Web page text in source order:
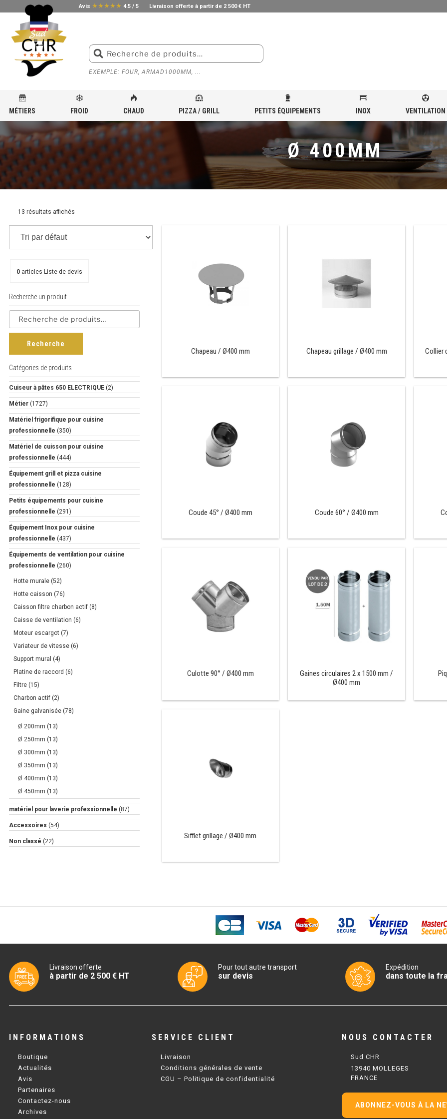
Avis star_ratestar_ratestar_ratestar_ratestar_rate 4.5 / 5 Livraison offerte à partir de 2 500 € HT
EXEMPLE: FOUR, ARMAD1000MM, ...
MÉTIERS FROID CHAUD PIZZA / GRILL PETITS ÉQUIPEMENTS INOX VENTILATION
ACCUEIL »ÉQUIPEMENTS DE VENTILATION POUR CUISINE PROFESSIONNELLE » GAINE GALVANISÉE Ø 400MM
Ø 400MM
13 résultats affichés
Chapeau / Ø400 mm Chapeau grillage / Ø400 mm Collier
Coude 45° / Ø400 mm Coude 60° / Ø400 mm
Culotte 90° / Ø400 mm
Gaines circulaires 2 x 1500 mm /
Ø400 mm
Sifflet grillage / Ø400 mm
0 articles Liste de devis
Recherche un produit
Recherche
Catégories de produits
Cuiseur à pâtes 650 ELECTRIQUE (2)
Métier (1727)
Matériel frigorifique pour cuisine
professionnelle (350)
Matériel de cuisson pour cuisine
professionnelle (444)
Équipement grill et pizza cuisine
professionnelle (128)
Petits équipements pour cuisine
professionnelle (291)
Équipement Inox pour cuisine
professionnelle (437)
Équipements de ventilation pour cuisine
professionnelle (260)
Hotte murale (52)
Hotte caisson (76)
Caisson filtre charbon actif (8)
Caisse de ventilation (6)
Moteur escargot (7)
Variateur de vitesse (6)
Support mural (4)
Platine de raccord (6)
Filtre (15)
Charbon actif (2)
Gaine galvanisée (78)
Ø 200mm (13)
Ø 250mm (13)
Ø 300mm (13)
Ø 350mm (13)
Ø 400mm (13)
Ø 450mm (13)
matériel pour laverie professionnelle (87)
Accessoires (54)
Non classé (22)
Livraison offerte
à partir de 2 500 € HT
Pour tout autre transport
sur devis
Expédition
dans toute la
INFORMATIONS
Boutique
Actualités
Avis
Partenaires
Contactez-nous
Archives
SERVICE CLIENT
Livraison
Conditions générales de vente
CGU – Politique de confidentialité
NOUS CONTACTER
Sud CHR
13940 MOLLEGES
FRANCE
ABONNEZ-VOUS À LA